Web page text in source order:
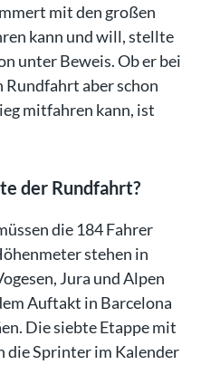
mit den großen
kann und will, stellte
unter Beweis. Ob er bei
aber schon
mitfahren kann, ist
der Rundfahrt?
die 184 Fahrer
stehen in
Jura und Alpen
Auftakt in Barcelona
Die siebte Etappe mit
die Sprinter im Kalender